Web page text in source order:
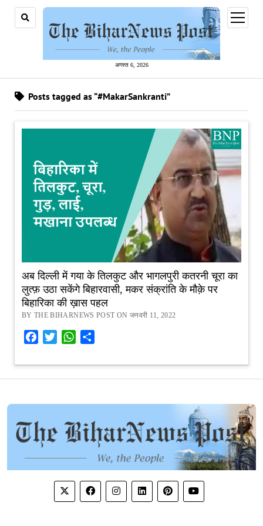
अगस्त 6, 2026
open
menu
Posts tagged as “#MakarSankranti”
अब दिल्ली में गया के तिलकुट और भागलपुरी कतरनी चूरा का
लुत्फ़ उठा सकेंगे बिहारवासी, मकर संक्रांति के मौक़े पर
बिहारिका की ख़ास पहल
BY THE BIHARNEWS POST ON जनवरी 11, 2022
Facebook
TwitterWhatsApp